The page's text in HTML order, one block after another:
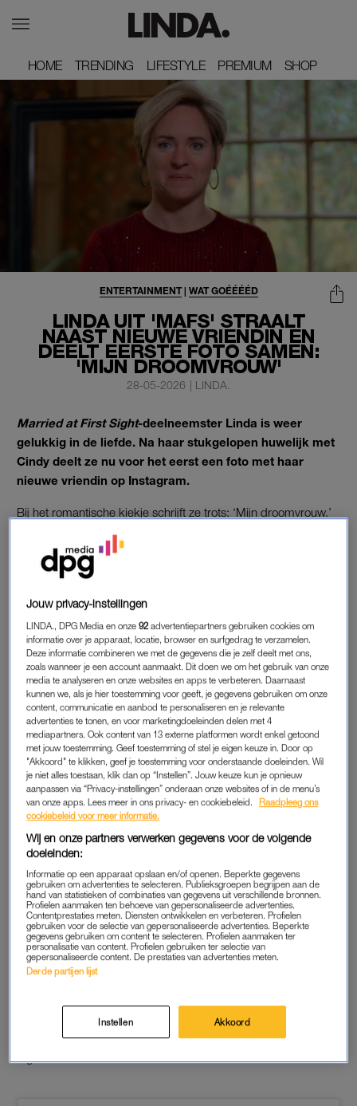
HOME
HOME TRENDING
TRENDING LIFESTYLE
LIFESTYLE PREMIUM
PREMIUM SHOP
SHOP
LINDA UIT 'MAFS' STRAALT
NAAST NIEUWE VRIENDIN EN
DEELT EERSTE FOTO SAMEN:
'MIJN DROOMVROUW'
ENTERTAINMENT| WAT GOÉÉÉÉD
28-05-2026 | LINDA.
Married at First Sight-deelneemster Linda is weer
gelukkig in de liefde. Na haar stukgelopen huwelijk met
Cindy deelt ze nu voor het eerst een foto met haar
nieuwe vriendin op Instagram.
Bij het romantische kiekje schrijft ze trots: ‘Mijn droomvrouw.’
LINDA UIT MAFS
volgers massaal enthousiast op het liefdesnieuws. ‘Trots op
jullie, je maakt mijn lieve zus heel gelukkig!’, schrijft iemand.
‘Trots op jullie lieve schatten. De liefde en blijdschap straalt’,
reageert een ander.
De realityster liet eerder al aanRTL Boulevardweten dat ze na
haar avontuur in het programma opnieuw verliefd is geworden.
“Ik heb de liefde ondertussen gevonden”, vertelde ze toen.
“Dus ik ben heel blij.”
NIEUWE LIEFDE
Hoewel Linda haar nieuwe liefde toen nog buiten beeld hield,
kon ze haar enthousiasme nauwelijks verbergen. “Ik ben nu
samen met de liefste, mooiste en grappigste vrouw uit Alphen
aan den Rijn”, zei ze lachend. Volgens Linda speelt de
romance inmiddels al een paar weken en zit ze nog altijd
volop op een roze wolk. “Ik word er helemaal rood van. Maar
ik ben weer helemaal happy.”
Haar huwelijk met Cindy hield uiteindelijk geen stand, iets
waren. Toch kijkt Linda zonder spijt terug op haar deelname.
“We kunnen het toch wel een groot avontuur noemen”, zei ze
Jouw privacy-instellingen
LINDA., DPG Media en onze92 advertentiepartners gebruiken cookies om
informatie over je apparaat, locatie, browser en surfgedrag te verzamelen.
Deze informatie combineren we met de gegevens die je zelf deelt met ons,
zoals wanneer je een account aanmaakt. Dit doen we om het gebruik van onze
media te analyseren en onze websites en apps te verbeteren. Daarnaast
kunnen we, als je hier toestemming voor geeft, je gegevens gebruiken om onze
content, communicatie en aanbod te personaliseren en je relevante
advertenties te tonen, en voor marketingdoeleinden delen met 4
mediapartners. Ook content van 13 externe platformen wordt enkel getoond
met jouw toestemming. Geef toestemming of stel je eigen keuze in. Door op
"Akkoord" te klikken, geef je toestemming voor onderstaande doeleinden. Wil
je niet alles toestaan, klik dan op “Instellen”. Jouw keuze kun je opnieuw
aanpassen via “Privacy-instellingen” onderaan onze websites of in de menu’s
van onze apps. Lees meer in ons privacy- en cookiebeleid.
Raadpleeg ons
cookiebeleid voor meer informatie.
Wij en onze partners verwerken gegevens voor de volgende
doeleinden:
Informatie op een apparaat opslaan en/of openen. Beperkte gegevens
gebruiken om advertenties te selecteren. Publieksgroepen begrijpen aan de
hand van statistieken of combinaties van gegevens uit verschillende bronnen.
Profielen aanmaken ten behoeve van gepersonaliseerde advertenties.
Contentprestaties meten. Diensten ontwikkelen en verbeteren. Profielen
gebruiken voor de selectie van gepersonaliseerde advertenties. Beperkte
gegevens gebruiken om content te selecteren. Profielen aanmaken ter
personalisatie van content. Profielen gebruiken ter selectie van
gepersonaliseerde content. De prestaties van advertenties meten.
Derde partijen lijst
Instellen Akkoord